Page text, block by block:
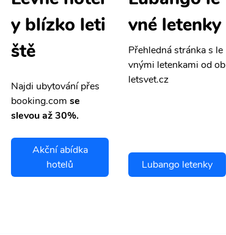
y blízko leti
ště
Najdi ubytování přes
booking.com se
slevou až 30%.
Akční abídka
hotelů
vné letenky
Přehledná stránka s le
vnými letenkami od ob
letsvet.cz
Lubango letenky